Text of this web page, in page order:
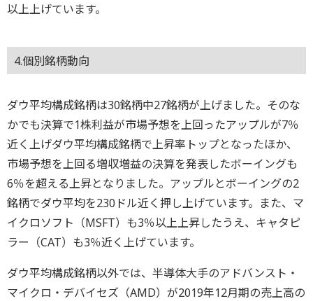
以上上げています。
4.個別銘柄動向
ダウ平均構成銘柄は30銘柄中27銘柄が上げました。そのな
かでも決算で1株利益が市場予想を上回ったアップルが7％
近く上げダウ平均構成銘柄で上昇率トップとなったほか、
市場予想を上回る増収増益の決算を発表したボーイングも
6％を超える上昇となりました。アップルとボーイングの2
銘柄でダウ平均を230ドル近く押し上げています。また、マ
イクロソフト（MSFT）も3％以上上昇したうえ、キャタピ
ラー（CAT）も3％近く上げています。
ダウ平均構成銘柄以外では、半導体大手のアドバンスト・
マイクロ・デバイセズ（AMD）が2019年12月期の売上高の